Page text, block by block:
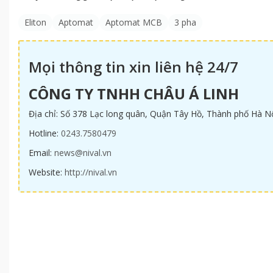
Eliton Aptomat Aptomat MCB 3 pha
Mọi thông tin xin liên hệ 24/7
CÔNG TY TNHH CHÂU Á LINH
Địa chỉ: Số 378 Lạc long quân, Quận Tây Hồ, Thành phố Hà
Hotline: 0243.7580479
Email: news@nival.vn
Website: http://nival.vn